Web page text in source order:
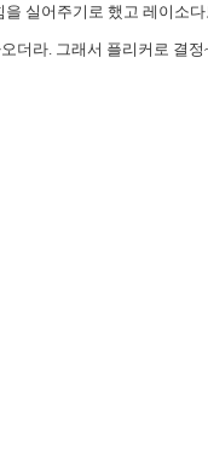
을 실어주기로 했고 레이소
더라. 그래서 플리커로 결